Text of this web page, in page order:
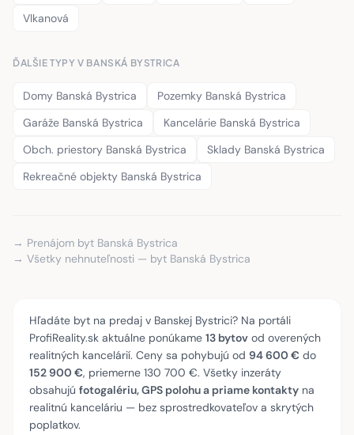
Vlkanová
ĎALŠIE TYPY V BANSKÁ BYSTRICA
Domy Banská Bystrica
Pozemky Banská Bystrica
Garáže Banská Bystrica
Kancelárie Banská Bystrica
Obch. priestory Banská Bystrica
Sklady Banská Bystrica
Rekreačné objekty Banská Bystrica
→ Prenájom byt Banská Bystrica
→ Všetky nehnuteľnosti — byt Banská Bystrica
Hľadáte byt na predaj v Banskej Bystrici? Na portáli
ProfiReality.sk aktuálne ponúkame 13 bytov od overených
realitných kancelárií. Ceny sa pohybujú od 94 600 € do
152 900 €, priemerne 130 700 €. Všetky inzeráty
obsahujú fotogalériu, GPS polohu a priame kontakty na
realitnú kanceláriu — bez sprostredkovateľov a skrytých
poplatkov.